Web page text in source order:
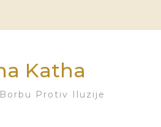
Katha
Protiv Iluzije